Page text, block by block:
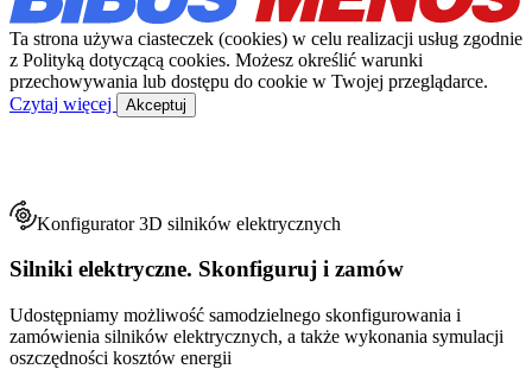
Ta strona używa ciasteczek (cookies) w celu realizacji usług zgodnie
z Polityką dotyczącą cookies. Możesz określić warunki
przechowywania lub dostępu do cookie w Twojej przeglądarce.
Czytaj więcej
Akceptuj
Konfigurator 3D silników elektrycznych
Silniki elektryczne. Skonfiguruj i zamów
Udostępniamy możliwość samodzielnego skonfigurowania i
zamówienia silników elektrycznych, a także wykonania symulacji
oszczędności kosztów energii